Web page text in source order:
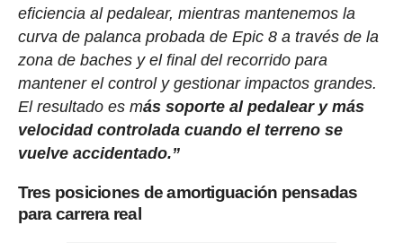
eficiencia al pedalear, mientras mantenemos la
curva de palanca probada de Epic 8 a través de la
zona de baches y el final del recorrido para
mantener el control y gestionar impactos grandes.
El resultado es más soporte al pedalear y más
velocidad controlada cuando el terreno se
vuelve accidentado.”
Tres posiciones de amortiguación pensadas
para carrera real